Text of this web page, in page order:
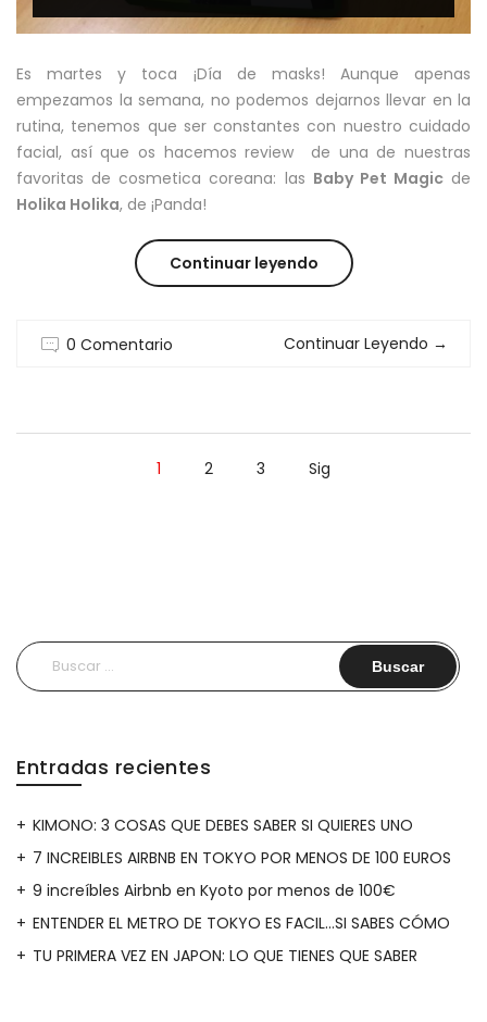
Es martes y toca ¡Día de masks! Aunque apenas
empezamos la semana, no podemos dejarnos llevar en la
rutina, tenemos que ser constantes con nuestro cuidado
facial, así que os hacemos review de una de nuestras
favoritas de cosmetica coreana: las Baby Pet Magicde
Holika Holika, de ¡Panda!
Continuar leyendo“REVIEW:
COREANA
PET
MAGIC
DE
HOLIKA
0 Comentario Continuar Leyendo →
1 2 3 Sig
Buscar:
Entradas recientes
KIMONO: 3 COSAS QUE DEBES SABER SI QUIERES UNO
7 INCREIBLES AIRBNB EN TOKYO POR MENOS DE 100 EUROS
9 increíbles Airbnb en Kyoto por menos de 100€
ENTENDER EL METRO DE TOKYO ES FACIL…SI SABES CÓMO
TU PRIMERA VEZ EN JAPON: LO QUE TIENES QUE SABER